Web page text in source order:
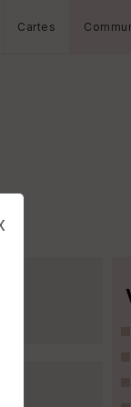
Cartes